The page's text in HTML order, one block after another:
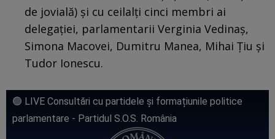
de jovială) și cu ceilalți cinci membri ai
delegației, parlamentarii Verginia Vedinaș,
Simona Macovei, Dumitru Manea, Mihai Țiu și
Tudor Ionescu.
🟢 LIVE Consultări cu partidele și formațiunile politice
parlamentare - Partidul S.O.S. România